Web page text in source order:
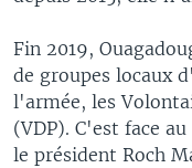
Fin 2019,
de groupes locaux
l'armée, les
(VDP). C'est face
le président Roch